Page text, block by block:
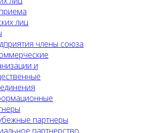
лиц
члены союза
и
партнеры
партнерство